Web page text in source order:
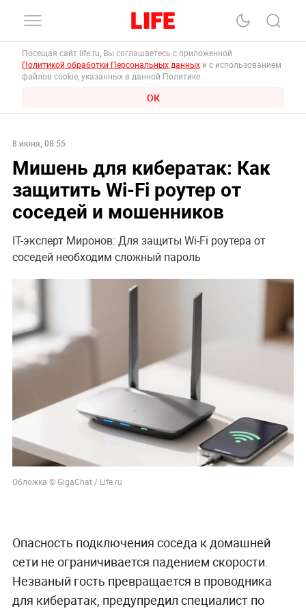
Посещая сайт life.ru, Вы соглашаетесь с приложенной
Политикой обработки Персональных данных и с использованием
файлов cookie, указанных в данной Политике.
ОК
8 июня, 08:55
Мишень для кибератак: Как
защитить Wi-Fi роутер от
соседей и мошенников
IT-эксперт Миронов: Для защиты Wi-Fi роутера от
соседей необходим сложный пароль
Обложка © GigaChat / Life.ru
Опасность подключения соседа к домашней
сети не ограничивается падением скорости.
Незваный гость превращается в проводника
для кибератак, предупредил специалист по